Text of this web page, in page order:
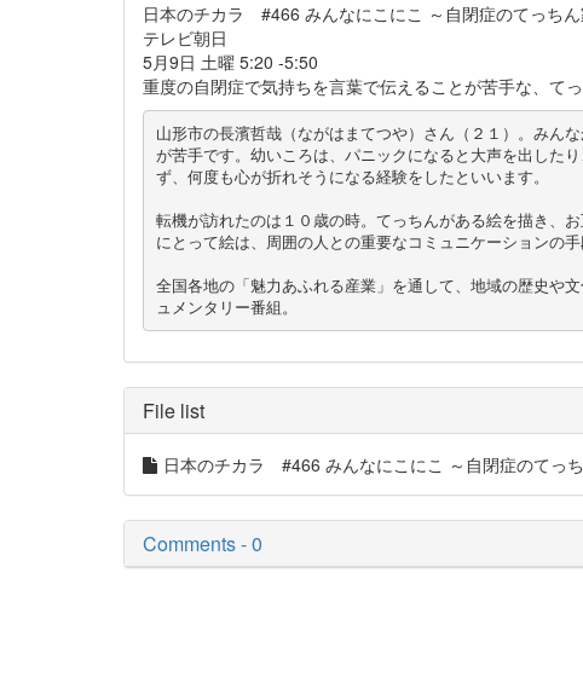
日本のチカラ #466 みんなにこにこ ～自閉症のてっちん
テレビ朝日
5月9日 土曜 5:20 -5:50
重度の自閉症で気持ちを言葉で伝えることが苦手な、て
山形市の長濱哲哉（ながはまてつや）さん（２１）。みん
が苦手です。幼いころは、パニックになると大声を出した
ず、何度も心が折れそうになる経験をしたといいます。
転機が訪れたのは１０歳の時。てっちんがある絵を描き、
にとって絵は、周囲の人との重要なコミュニケーションの
全国各地の「魅力あふれる産業」を通して、地域の歴史や
ュメンタリー番組。
File list
日本のチカラ #466 みんなにこにこ ～自閉症のてっ
Comments - 0